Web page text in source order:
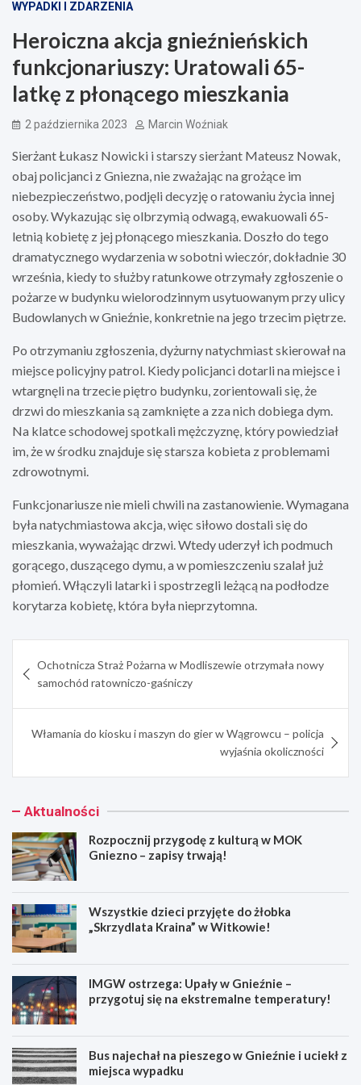
WYPADKI I ZDARZENIA
Heroiczna akcja gnieźnieńskich
funkcjonariuszy: Uratowali 65-
latkę z płonącego mieszkania
2 października 2023 Marcin Woźniak
Sierżant Łukasz Nowicki i starszy sierżant Mateusz Nowak,
obaj policjanci z Gniezna, nie zważając na grożące im
niebezpieczeństwo, podjęli decyzję o ratowaniu życia innej
osoby. Wykazując się olbrzymią odwagą, ewakuowali 65-
letnią kobietę z jej płonącego mieszkania. Doszło do tego
dramatycznego wydarzenia w sobotni wieczór, dokładnie 30
września, kiedy to służby ratunkowe otrzymały zgłoszenie o
pożarze w budynku wielorodzinnym usytuowanym przy ulicy
Budowlanych w Gnieźnie, konkretnie na jego trzecim piętrze.
Po otrzymaniu zgłoszenia, dyżurny natychmiast skierował na
miejsce policyjny patrol. Kiedy policjanci dotarli na miejsce i
wtargnęli na trzecie piętro budynku, zorientowali się, że
drzwi do mieszkania są zamknięte a zza nich dobiega dym.
Na klatce schodowej spotkali mężczyznę, który powiedział
im, że w środku znajduje się starsza kobieta z problemami
zdrowotnymi.
Funkcjonariusze nie mieli chwili na zastanowienie. Wymagana
była natychmiastowa akcja, więc siłowo dostali się do
mieszkania, wyważając drzwi. Wtedy uderzył ich podmuch
gorącego, duszącego dymu, a w pomieszczeniu szalał już
płomień. Włączyli latarki i spostrzegli leżącą na podłodze
korytarza kobietę, która była nieprzytomna.
wpisu
Ochotnicza Straż Pożarna w Modliszewie otrzymała nowy
samochód ratowniczo-gaśniczy
Włamania do kiosku i maszyn do gier w Wągrowcu – policja
wyjaśnia okoliczności
Aktualności
Rozpocznij przygodę z kulturą w MOK
Gniezno – zapisy trwają!
Wszystkie dzieci przyjęte do żłobka
„Skrzydlata Kraina” w Witkowie!
IMGW ostrzega: Upały w Gnieźnie –
przygotuj się na ekstremalne temperatury!
Bus najechał na pieszego w Gnieźnie i uciekł z
miejsca wypadku